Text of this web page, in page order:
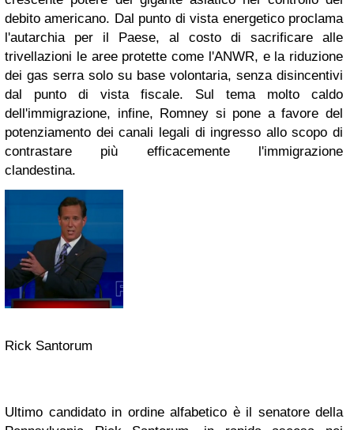
debito americano. Dal punto di vista energetico proclama
l'autarchia per il Paese, al costo di sacrificare alle
trivellazioni le aree protette come l'ANWR, e la riduzione
dei gas serra solo su base volontaria, senza disincentivi
dal punto di vista fiscale. Sul tema molto caldo
dell'immigrazione, infine, Romney si pone a favore del
potenziamento dei canali legali di ingresso allo scopo di
contrastare più efficacemente l'immigrazione
clandestina.
Rick Santorum
Ultimo candidato in ordine alfabetico è il senatore della